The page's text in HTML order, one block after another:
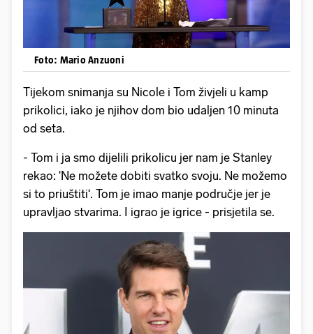
Foto: Mario Anzuoni
Tijekom snimanja su Nicole i Tom živjeli u kamp
prikolici, iako je njihov dom bio udaljen 10 minuta
od seta.
- Tom i ja smo dijelili prikolicu jer nam je Stanley
rekao: 'Ne možete dobiti svatko svoju. Ne možemo
si to priuštiti‘. Tom je imao manje područje jer je
upravljao stvarima. I igrao je igrice - prisjetila se.